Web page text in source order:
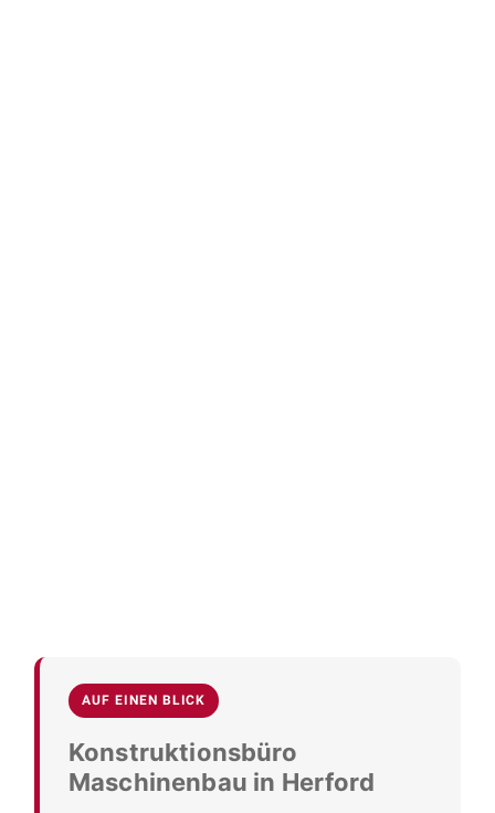
AUF EINEN BLICK
Konstruktionsbüro
Maschinenbau in Herford